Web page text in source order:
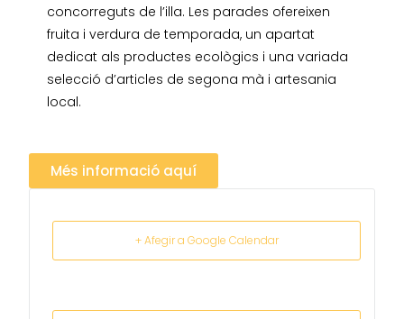
concorreguts de l’illa. Les parades ofereixen
fruita i verdura de temporada, un apartat
dedicat als productes ecològics i una variada
selecció d’articles de segona mà i artesania
local.
Més informació aquí
+ Afegir a Google Calendar